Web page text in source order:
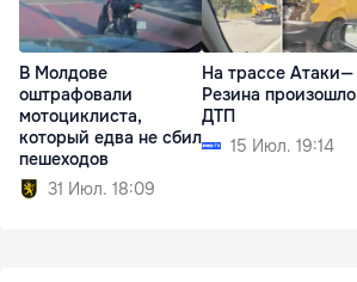
В Молдове
оштрафовали
мотоциклиста,
который едва не сбил
пешеходов
31 Июл. 18:09
На трассе Атаки—
Резина произошло
ДТП
15 Июл. 19:14